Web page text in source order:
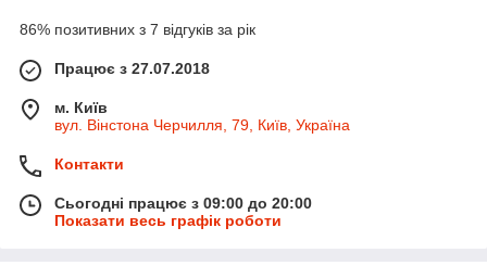
86% позитивних з 7 відгуків за рік
Працює з 27.07.2018
м. Київ
вул. Вінстона Черчилля, 79, Київ, Україна
Контакти
Сьогодні працює з 09:00 до 20:00
Показати весь графік роботи